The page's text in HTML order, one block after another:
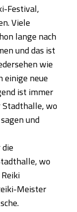
Festival,
Viele
lange nach
und das ist
wie
einige neue
ist immer
wo
und
wo
Meister